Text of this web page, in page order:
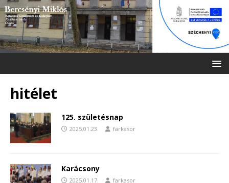
hitélet
125. születésnap
2025.01.23. farkasor
Karácsony
2025.01.17. farkasor